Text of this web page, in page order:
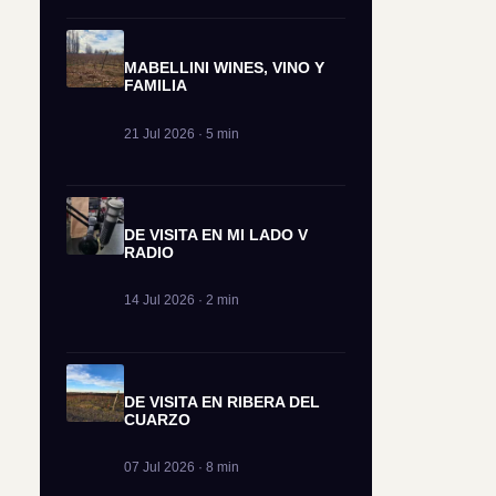
MABELLINI WINES, VINO Y
FAMILIA
21 Jul 2026 · 5 min
DE VISITA EN MI LADO V
RADIO
14 Jul 2026 · 2 min
DE VISITA EN RIBERA DEL
CUARZO
07 Jul 2026 · 8 min